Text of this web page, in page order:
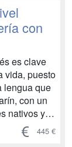
con
es clave
vida, puesto
lengua que
con un
nativos y,
de
445 €